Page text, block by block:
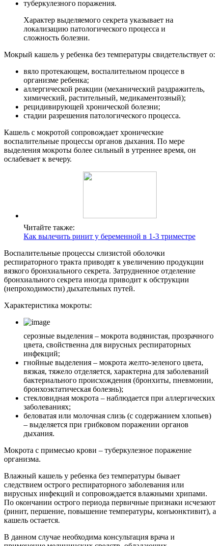
туберкулезного поражения.
Характер выделяемого секрета указывает на
локализацию патологического процесса и
сложность болезни.
Мокрый кашель у ребенка без температуры свидетельствует о:
вяло протекающем, воспалительном процессе в
организме ребенка;
аллергической реакции (механический раздражитель,
химический, растительный, медикаментозный);
рецидивирующей хронической болезни;
стадии разрешения патологического процесса.
Кашель с мокротой сопровождает хронические
воспалительные процессы органов дыхания. По мере
выделения мокроты более сильный в утреннее время, он
ослабевает к вечеру.
Читайте также:
Как вылечить ринит у беременной в 1-3 триместре
Воспалительные процессы слизистой оболочки
респираторного тракта приводят к увеличению продукции
вязкого бронхиального секрета. Затрудненное отделение
бронхиального секрета иногда приводит к обструкции
(непроходимости) дыхательных путей.
Характеристика мокроты:
серозные выделения – мокрота водянистая, прозрачного
цвета, свойственна для вирусных респираторных
инфекций;
гнойные выделения – мокрота желто-зеленого цвета,
вязкая, тяжело отделяется, характерна для заболеваний
бактериального происхождения (бронхиты, пневмонии,
бронхоэктатическая болезнь);
стекловидная мокрота – наблюдается при аллергических
заболеваниях;
беловатая или молочная слизь (с содержанием хлопьев)
– выделяется при грибковом поражении органов
дыхания.
Мокрота с примесью крови – туберкулезное поражение
организма.
Влажный кашель у ребенка без температуры бывает
следствием острого респираторного заболевания или
вирусных инфекций и сопровождается влажными хрипами.
По окончании острого периода первичные признаки исчезают
(ринит, першение, повышение температуры, конъюнктивит), а
кашель остается.
В данном случае необходима консультация врача и